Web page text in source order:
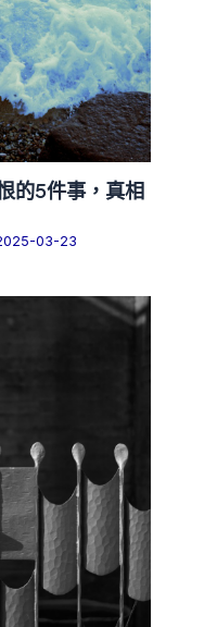
的5件事，真相
03-23